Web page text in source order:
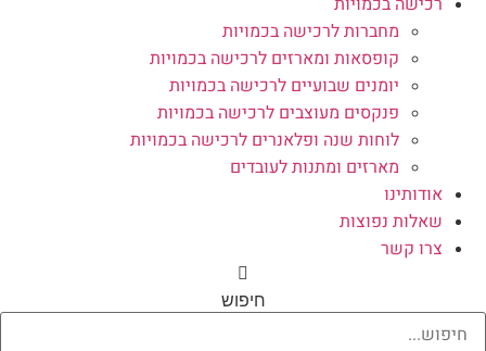
מחברות לרכישה בכמויות
קופסאות ומארזים לרכישה בכמויות
יומנים שבועיים לרכישה בכמויות
פנקסים מעוצבים לרכישה בכמויות
לוחות שנה ופלאנרים לרכישה בכמויות
מארזים ומתנות לעובדים
אודותינו
שאלות נפוצות
צרו קשר
חיפוש